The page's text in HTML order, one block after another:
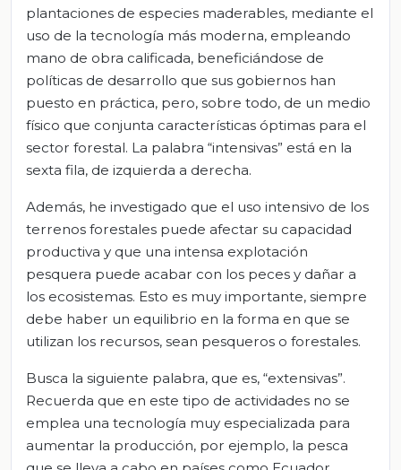
plantaciones de especies maderables, mediante el
uso de la tecnología más moderna, empleando
mano de obra calificada, beneficiándose de
políticas de desarrollo que sus gobiernos han
puesto en práctica, pero, sobre todo, de un medio
físico que conjunta características óptimas para el
sector forestal. La palabra “intensivas” está en la
sexta fila, de izquierda a derecha.
Además, he investigado que el uso intensivo de los
terrenos forestales puede afectar su capacidad
productiva y que una intensa explotación
pesquera puede acabar con los peces y dañar a
los ecosistemas. Esto es muy importante, siempre
debe haber un equilibrio en la forma en que se
utilizan los recursos, sean pesqueros o forestales.
Busca la siguiente palabra, que es, “extensivas”.
Recuerda que en este tipo de actividades no se
emplea una tecnología muy especializada para
aumentar la producción, por ejemplo, la pesca